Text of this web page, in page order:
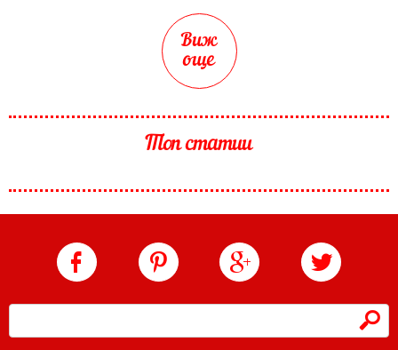
Виж
още
Топ статии
h